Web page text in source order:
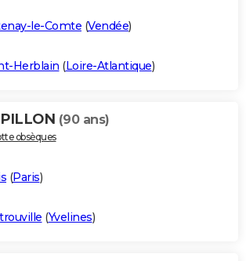
le-Comte (Vendée)
Herblain (Loire-Atlantique)
(90 ans)
obsèques
(Paris)
(Yvelines)